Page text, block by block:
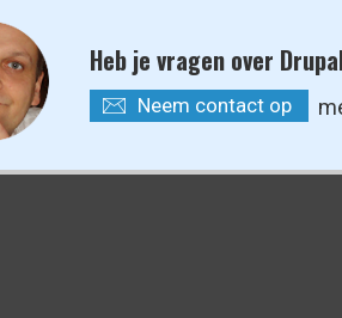
Heb je vragen over
Neem contact op